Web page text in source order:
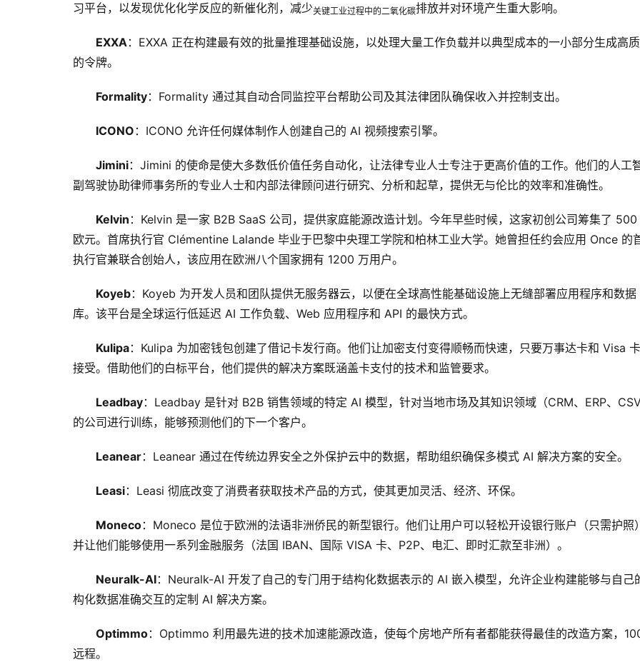
习平台，以发现优化化学反应的新催化剂，减少关键工业过程中的二氧化碳排放并对环境产生重大影响。
EXXA：EXXA 正在构建最有效的批量推理基础设施，以处理大量工作负载并以典型成本的一小部分生成高
的令牌。
Formality：Formality 通过其自动合同监控平台帮助公司及其法律团队确保收入并控制支出。
ICONO ：ICONO 允许任何媒体制作人创建自己的 AI 视频搜索引擎。
Jimini：Jimini 的使命是使大多数低价值任务自动化，让法律专业人士专注于更高价值的工作。他们的人工
副驾驶协助律师事务所的专业人士和内部法律顾问进行研究、分析和起草，提供无与伦比的效率和准确性。
Kelvin ：Kelvin 是一家 B2B SaaS 公司，提供家庭能源改造计划。今年早些时候，这家初创公司筹集了 500
欧元。首席执行官 Clémentine Lalande 毕业于巴黎中央理工学院和柏林工业大学。她曾担任约会应用 Once 的
执行官兼联合创始人，该应用在欧洲八个国家拥有 1200 万用户。
Koyeb：Koyeb 为开发人员和团队提供无服务器云，以便在全球高性能基础设施上无缝部署应用程序和数据
库。该平台是全球运行低延迟 AI 工作负载、Web 应用程序和 API 的最快方式。
Kulipa：Kulipa 为加密钱包创建了借记卡发行商。他们让加密支付变得顺畅而快速，只要万事达卡和 Visa
接受。借助他们的白标平台，他们提供的解决方案既涵盖卡支付的技术和监管要求。
Leadbay：Leadbay 是针对 B2B 销售领域的特定 AI 模型，针对当地市场及其知识领域（CRM、ERP、CSV
的公司进行训练，能够预测他们的下一个客户。
Leanear：Leanear 通过在传统边界安全之外保护云中的数据，帮助组织确保多模式 AI 解决方案的安全。
Leasi：Leasi 彻底改变了消费者获取技术产品的方式，使其更加灵活、经济、环保。
Moneco：Moneco 是位于欧洲的法语非洲侨民的新型银行。他们让用户可以轻松开设银行账户（只需护照
并让他们能够使用一系列金融服务（法国 IBAN、国际 VISA 卡、P2P、电汇、即时汇款至非洲）。
Neuralk-AI：Neuralk-AI 开发了自己的专门用于结构化数据表示的 AI 嵌入模型，允许企业构建能够与自己
构化数据准确交互的定制 AI 解决方案。
Optimmo：Optimmo 利用最先进的技术加速能源改造，使每个房地产所有者都能获得最佳的改造方案，
远程。